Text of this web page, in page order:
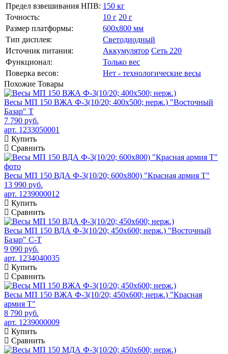
Предел взвешивания НПВ: 150 кг
Точность:
10 г 20 г
Размер платформы:
600х800 мм
Тип дисплея:
Светодиодный
Источник питания:
Аккумулятор Сеть 220
Функционал:
Только вес
Поверка весов:
Нет - технологические весы
Похожие Товары
Весы МП 150 ВЖА Ф-3(10/20; 400х500; нерж.) "Восточный
Базар" Т
7 790 руб.
арт. 1233050001
Купить
Сравнить
Весы МП 150 ВДА Ф-3(10/20; 600х800) "Красная армия Т"
13 990 руб.
арт. 1239000012
Купить
Сравнить
Весы МП 150 ВДА Ф-3(10/20; 450х600; нерж.) "Восточный
Базар" С-Т
9 090 руб.
арт. 1234040035
Купить
Сравнить
Весы МП 150 ВЖА Ф-3(10/20; 450х600; нерж.) "Красная
армия Т"
8 790 руб.
арт. 1239000009
Купить
Сравнить